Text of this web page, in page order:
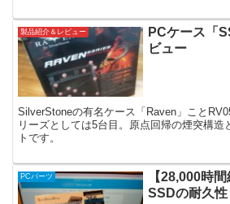
製品紹介＆レビュー
PCケース「
ビュー
SilverStoneの有名ケース「Raven」こと
リーズとしては5台目。原点回帰の煙突構造
トです。
PCパーツ
【28,000時
SSDの耐久性